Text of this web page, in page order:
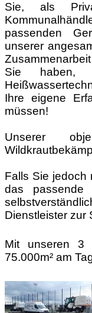
Sie, als
passenden
unserer
Sie haben,
Ihre eigene
müssen!
Unserer
Falls Sie jedoch
das
Dienstleister zur
Mit unseren 3
75.000m² am